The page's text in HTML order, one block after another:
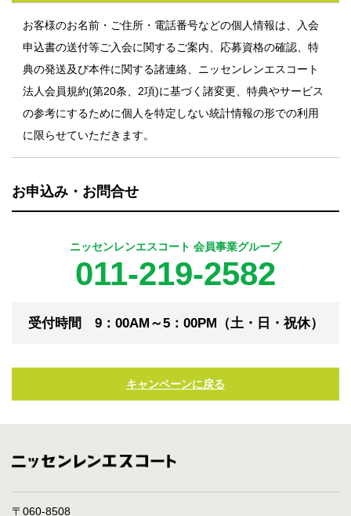
お客様のお名前・ご住所・電話番号などの個人情報は、入会
申込書の送付等ご入会に関するご案内、応募資格の確認、特
典の発送及び本件に関する諸連絡、ニッセンレンエスコート
法人会員規約(第20条、2項)に基づく諸変更、特典やサービス
の参考にするために個人を特定しない統計情報の形での利用
に限らせていただきます。
お申込み・お問合せ
ニッセンレンエスコート 会員事業グループ
011-219-2582
受付時間 9：00AM～5：00PM（土・日・祝休）
キャンペーンに戻る
〒060-8508